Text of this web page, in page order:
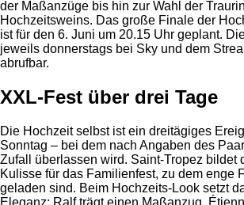
der Maßanzüge bis hin zur Wahl der
Hochzeitsweins. Das große Finale der
ist für den 6. Juni um 20.15 Uhr geplant.
jeweils donnerstags bei Sky und dem
abrufbar.
XXL-Fest über drei Tage
Die Hochzeit selbst ist ein dreitägiges
Sonntag – bei dem nach Angaben des
Zufall überlassen wird. Saint-Tropez bildet
Kulisse für das Familienfest, zu dem enge
geladen sind. Beim Hochzeits-Look setzt
Eleganz: Ralf trägt einen Maßanzug,